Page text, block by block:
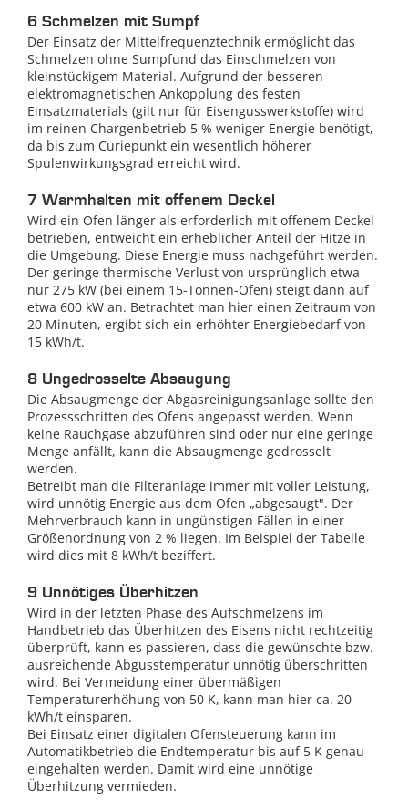
6 Schmelzen mit Sumpf
Der Einsatz der Mittelfrequenztechnik ermöglicht das
Schmelzen ohne Sumpfund das Einschmelzen von
kleinstückigem Material. Aufgrund der besseren
elektromagnetischen Ankopplung des festen
Einsatzmaterials (gilt nur für Eisengusswerkstoffe) wird
im reinen Chargenbetrieb 5 % weniger Energie benötigt,
da bis zum Curiepunkt ein wesentlich höherer
Spulenwirkungsgrad erreicht wird.
7 Warmhalten mit offenem Deckel
Wird ein Ofen länger als erforderlich mit offenem Deckel
betrieben, entweicht ein erheblicher Anteil der Hitze in
die Umgebung. Diese Energie muss nachgeführt werden.
Der geringe thermische Verlust von ursprünglich etwa
nur 275 kW (bei einem 15-Tonnen-Ofen) steigt dann auf
etwa 600 kW an. Betrachtet man hier einen Zeitraum von
20 Minuten, ergibt sich ein erhöhter Energiebedarf von
15 kWh/t.
8 Ungedrosselte Absaugung
Die Absaugmenge der Abgasreinigungsanlage sollte den
Prozessschritten des Ofens angepasst werden. Wenn
keine Rauchgase abzuführen sind oder nur eine geringe
Menge anfällt, kann die Absaugmenge gedrosselt
werden.
Betreibt man die Filteranlage immer mit voller Leistung,
wird unnötig Energie aus dem Ofen „abgesaugt". Der
Mehrverbrauch kann in ungünstigen Fällen in einer
Größenordnung von 2 % liegen. Im Beispiel der Tabelle
wird dies mit 8 kWh/t beziffert.
9 Unnötiges Überhitzen
Wird in der letzten Phase des Aufschmelzens im
Handbetrieb das Überhitzen des Eisens nicht rechtzeitig
überprüft, kann es passieren, dass die gewünschte bzw.
ausreichende Abgusstemperatur unnötig überschritten
wird. Bei Vermeidung einer übermäßigen
Temperaturerhöhung von 50 K, kann man hier ca. 20
kWh/t einsparen.
Bei Einsatz einer digitalen Ofensteuerung kann im
Automatikbetrieb die Endtemperatur bis auf 5 K genau
eingehalten werden. Damit wird eine unnötige
Überhitzung vermieden.